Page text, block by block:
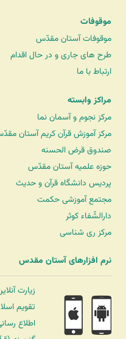
موقوفات
موقوفات آستان مقدّس
طرح های جاری و در حال اقدام
ارتباط با ما
مراکز وابسته
مرکز نجوم و آسمان نما
مرکز آموزش قرآن کریم آستان
صندوق قرض الحسنه
حوزه علمیه آستان مقدّس
پردیس دانشگاه قرآن و حدیث
مجتمع آموزشی حکمت
دارالشّفاء کوثر
مرکز ری شناسی
نرم افزارهای آستان مقدس
زیارت
تقویم
اطلاع